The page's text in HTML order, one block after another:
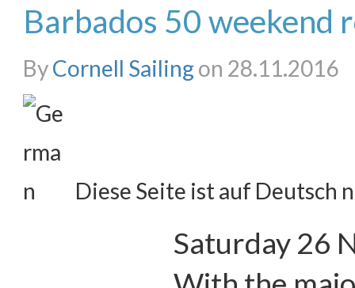
Barbados 50 weekend
ByCornell Sailingon 28.11.2016
Diese Seite ist auf Deutsch
Saturday 26